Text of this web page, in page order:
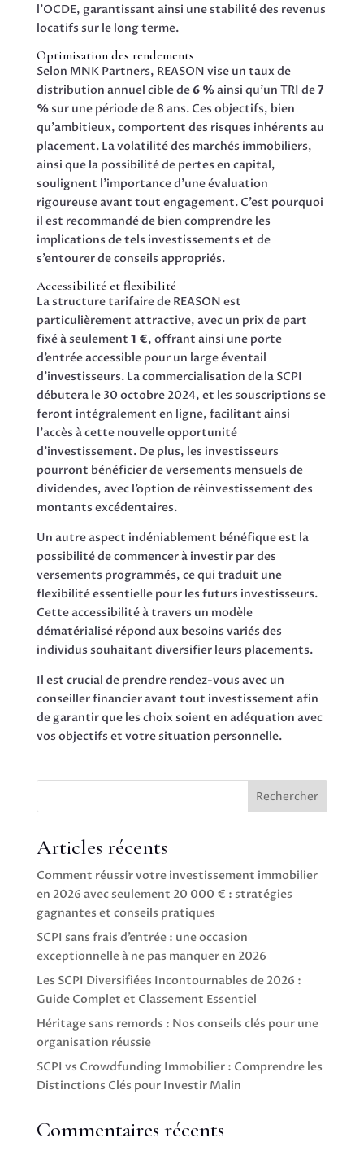
l’OCDE, garantissant ainsi une stabilité des revenus
locatifs sur le long terme.
Optimisation des rendements
Selon MNK Partners, REASON vise un taux de
distribution annuel cible de6 %ainsi qu’un TRI de7
%sur une période de 8 ans. Ces objectifs, bien
qu’ambitieux, comportent des risques inhérents au
placement. La volatilité des marchés immobiliers,
ainsi que la possibilité de pertes en capital,
soulignent l’importance d’une évaluation
rigoureuse avant tout engagement. C’est pourquoi
il est recommandé de bien comprendre les
implications de tels investissements et de
s’entourer de conseils appropriés.
Accessibilité et flexibilité
La structure tarifaire de REASON est
particulièrement attractive, avec un prix de part
fixé à seulement 1 €, offrant ainsi une porte
d’entrée accessible pour un large éventail
d’investisseurs. La commercialisation de la SCPI
débutera le 30 octobre 2024, et les souscriptions se
feront intégralement en ligne, facilitant ainsi
l’accès à cette nouvelle opportunité
d’investissement. De plus, les investisseurs
pourront bénéficier de versements mensuels de
dividendes, avec l’option de réinvestissement des
montants excédentaires.
Un autre aspect indéniablement bénéfique est la
possibilité de commencer à investir par des
versements programmés, ce qui traduit une
flexibilité essentielle pour les futurs investisseurs.
Cette accessibilité à travers un modèle
dématérialisé répond aux besoins variés des
individus souhaitant diversifier leurs placements.
Il est crucial de prendre rendez-vous avec un
conseiller financier avant tout investissement afin
de garantir que les choix soient en adéquation avec
vos objectifs et votre situation personnelle.
Rechercher
Articles récents
Comment réussir votre investissement immobilier
en 2026 avec seulement 20 000 € : stratégies
gagnantes et conseils pratiques
SCPI sans frais d’entrée : une occasion
exceptionnelle à ne pas manquer en 2026
Les SCPI Diversifiées Incontournables de 2026 :
Guide Complet et Classement Essentiel
Héritage sans remords : Nos conseils clés pour une
organisation réussie
SCPI vs Crowdfunding Immobilier : Comprendre les
Distinctions Clés pour Investir Malin
Commentaires récents